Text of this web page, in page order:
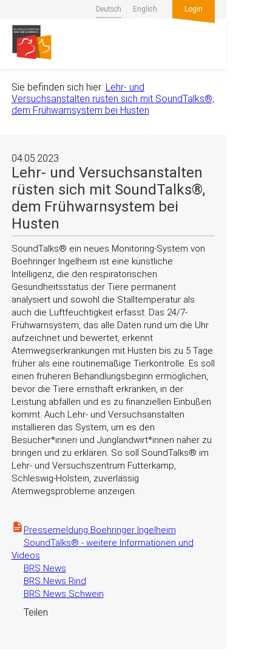
Deutsch English Login
Sie befinden sich hier: Lehr- und
Versuchsanstalten rüsten sich mit SoundTalks®,
dem Frühwarnsystem bei Husten
04.05.2023
Lehr- und Versuchsanstalten
rüsten sich mit SoundTalks®,
dem Frühwarnsystem bei
Husten
SoundTalks® ein neues Monitoring-System von
Boehringer Ingelheim ist eine künstliche
Intelligenz, die den respiratorischen
Gesundheitsstatus der Tiere permanent
analysiert und sowohl die Stalltemperatur als
auch die Luftfeuchtigkeit erfasst. Das 24/7-
Frühwarnsystem, das alle Daten rund um die Uhr
aufzeichnet und bewertet, erkennt
Atemwegserkrankungen mit Husten bis zu 5 Tage
früher als eine routinemäßige Tierkontrolle. Es soll
einen früheren Behandlungsbeginn ermöglichen,
bevor die Tiere ernsthaft erkranken, in der
Leistung abfallen und es zu finanziellen Einbußen
kommt. Auch Lehr- und Versuchsanstalten
installieren das System, um es den
Besucher*innen und Junglandwirt*innen näher zu
bringen und zu erklären. So soll SoundTalks® im
Lehr- und Versuchszentrum Futterkamp,
Schleswig-Holstein, zuverlässig
Atemwegsprobleme anzeigen.
Pressemeldung Boehringer Ingelheim
SoundTalks® - weitere Informationen und
Videos
BRS News
BRS News Rind
BRS News Schwein
Teilen